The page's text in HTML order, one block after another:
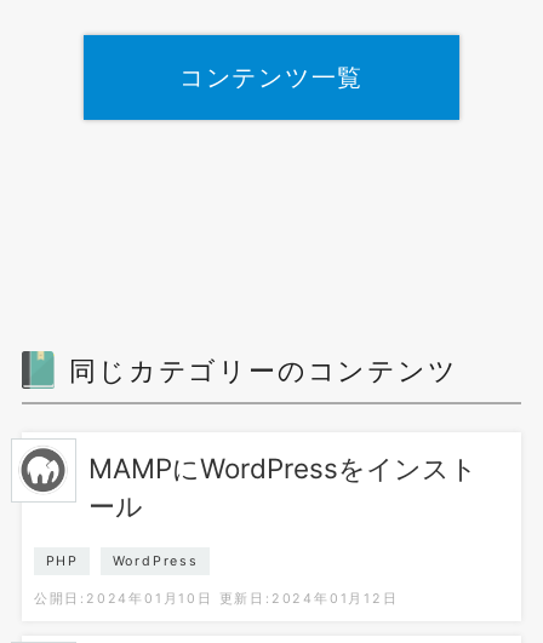
コンテンツ一覧
同じカテゴリーのコンテンツ
MAMPにWordPressをインスト
ール
PHP WordPress
公開日:2024年01月10日 更新日:2024年01月12日